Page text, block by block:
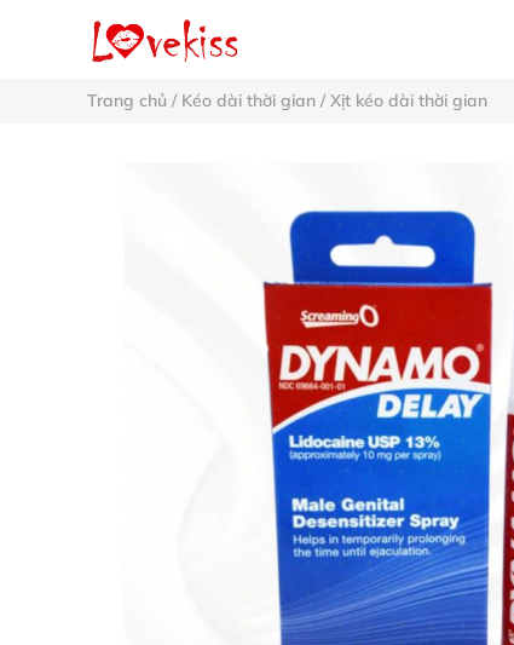
Trang chủ / Kéo dài thời gian / Xịt kéo dài thời gian